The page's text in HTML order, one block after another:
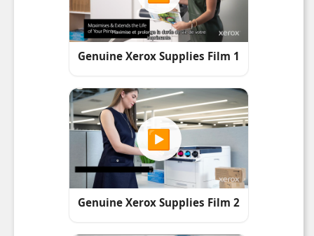
Compatibles Gamme Présentation
PDF
Fiche PDF
PDF
Télécharger
leaflet
PDF
Télécharger
Buyer beware. Clone cartridges are not what they appear to be